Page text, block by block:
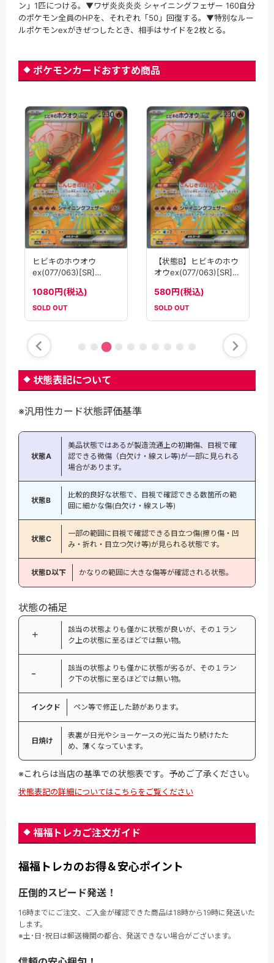
ン」1匹につける。▼ワザ炎炎炎炎 シャイニングフェザー 160自分
のポケモン全員のHPを、それぞれ「50」回復する。▼特別なルー
ルポケモンexがきぜつしたとき、相手はサイドを2枚とる。
ポケモンカードおすすめ商品
ヒビキのホウオウ
ex(077/063)[SR]
1080円(税込)
SOLD OUT
【状態B】ヒビキのホウ
オウex(077/063)[SR]
580円(税込)
SOLD OUT
状態表記について
※汎用性カード状態評価基準
状態A
美品状態ではあるが製造流通上の初期傷、目視で確
認できる微傷（白欠け・線スレ等)が一部に見られる
場合があります。
状態B
比較的良好な状態で、目視で確認できる数箇所の範
囲に細かな傷(白欠け・線スレ等)
状態C
一部の範囲に目視で確認できる目立つ傷(擦り傷・凹
み・折れ・目立つ欠け等)が見られる状態です。
状態D以下 かなりの範囲に大きな傷等が確認される状態。
状態の補足
＋
該当の状態よりも僅かに状態が良いが、その１ラン
ク上の状態に至るほどでは無い物。
−
該当の状態よりも僅かに状態が劣るが、その１ラン
ク下の状態に至るほどでは無い物。
インクド ペン等で修正した跡があります。
日焼け
表裏が日光やショーケースの光に当たり続けたた
め、薄くなっています。
※これらは当店の基準での状態表です。予めご了承ください。
状態表記の詳細についてはこちらをご覧ください
福福トレカご注文ガイド
福福トレカのお得＆安心ポイント
圧倒的スピード発送！
16時までにご注文、ご入金が確認できた商品は18時から19時に発送いた
します。
※土･日･祝日は郵送機関の都合、発送できない場合がございます。